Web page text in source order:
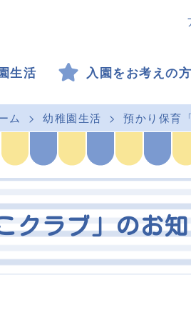
生活 入園をお考えの
ム 幼稚園生活 預かり保育
クラブ」のお